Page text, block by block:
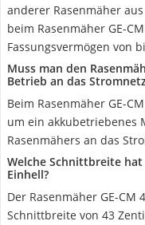
anderer Rasenmäher
beim Rasenmäher GE-
Fassungsvermögen von
Muss man den
Betrieb an das
Beim Rasenmäher GE-
um ein akkubetriebenes
Rasenmähers an das
Welche Schnittbreite hat
Einhell?
Der Rasenmäher GE-CM
Schnittbreite von 43